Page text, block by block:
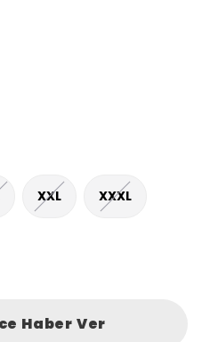
XXL XXXL
Haber Ver